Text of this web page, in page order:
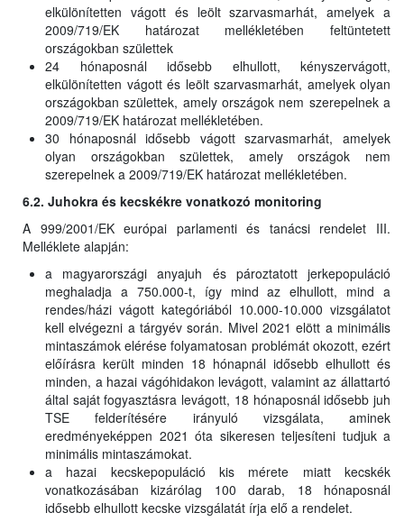
elkülönítetten vágott és leölt szarvasmarhát, amelyek a
2009/719/EK határozat mellékletében feltüntetett
országokban születtek
24 hónaposnál idősebb elhullott, kényszervágott,
elkülönítetten vágott és leölt szarvasmarhát, amelyek olyan
országokban születtek, amely országok nem szerepelnek a
2009/719/EK határozat mellékletében.
30 hónaposnál idősebb vágott szarvasmarhát, amelyek
olyan országokban születtek, amely országok nem
szerepelnek a 2009/719/EK határozat mellékletében.
6.2. Juhokra és kecskékre vonatkozó monitoring
A 999/2001/EK európai parlamenti és tanácsi rendelet III.
Melléklete alapján:
a magyarországi anyajuh és pároztatott jerkepopuláció
meghaladja a 750.000-t, így mind az elhullott, mind a
rendes/házi vágott kategóriából 10.000-10.000 vizsgálatot
kell elvégezni a tárgyév során. Mivel 2021 elött a minimális
mintaszámok elérése folyamatosan problémát okozott, ezért
előírásra került minden 18 hónapnál idősebb elhullott és
minden, a hazai vágóhidakon levágott, valamint az állattartó
által saját fogyasztásra levágott, 18 hónaposnál idősebb juh
TSE felderítésére irányuló vizsgálata, aminek
eredményeképpen 2021 óta sikeresen teljesíteni tudjuk a
minimális mintaszámokat.
a hazai kecskepopuláció kis mérete miatt kecskék
vonatkozásában kizárólag 100 darab, 18 hónaposnál
idősebb elhullott kecske vizsgálatát írja elő a rendelet.